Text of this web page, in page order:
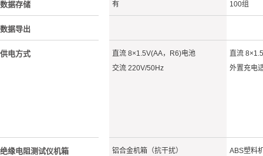
数据存储 有 100组
数据导出
供电方式
直流 8×1.5V(AA，R6)电池
交流 220V/50Hz
直流
外置充电
绝缘电阻测试仪机箱 铝合金机箱（抗干扰） ABS塑料